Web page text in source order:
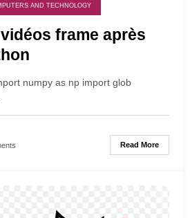
AND TECHNOLOGY
frame après
numpy as np import glob
Read More